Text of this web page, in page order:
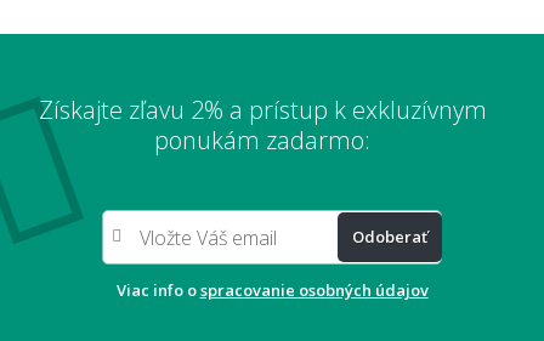
Získajte zľavu 2% a prístup k exkluzívnym
ponukám zadarmo:
Odoberať
Viac info ospracovanie osobných údajov